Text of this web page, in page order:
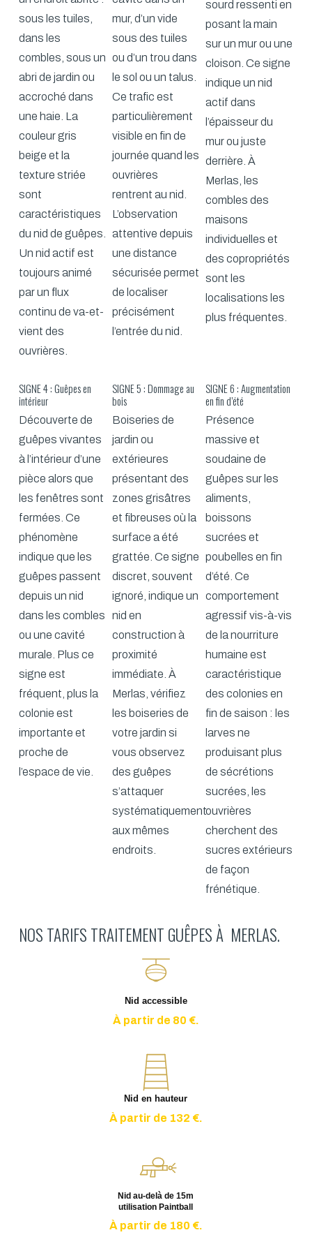
sous les tuiles,
dans les
combles, sous un
abri de jardin ou
accroché dans
une haie. La
couleur gris
beige et la
texture striée
sont
caractéristiques
du nid de guêpes.
Un nid actif est
toujours animé
par un flux
continu de va-et-
vient des
ouvrières.
mur, d’un vide
sous des tuiles
ou d’un trou dans
le sol ou un talus.
Ce trafic est
particulièrement
visible en fin de
journée quand les
ouvrières
rentrent au nid.
L’observation
attentive depuis
une distance
sécurisée permet
de localiser
précisément
l’entrée du nid.
sourd ressenti en
posant la main
sur un mur ou une
cloison. Ce signe
indique un nid
actif dans
l’épaisseur du
mur ou juste
derrière. À
Merlas, les
combles des
maisons
individuelles et
des copropriétés
sont les
localisations les
plus fréquentes.
SIGNE 4 : Guêpes en
intérieur
Découverte de
guêpes vivantes
à l’intérieur d’une
pièce alors que
les fenêtres sont
fermées. Ce
phénomène
indique que les
guêpes passent
depuis un nid
dans les combles
ou une cavité
murale. Plus ce
signe est
fréquent, plus la
colonie est
importante et
proche de
l’espace de vie.
SIGNE 5 : Dommage au
bois
Boiseries de
jardin ou
extérieures
présentant des
zones grisâtres
et fibreuses où la
surface a été
grattée. Ce signe
discret, souvent
ignoré, indique un
nid en
construction à
proximité
immédiate. À
Merlas, vérifiez
les boiseries de
votre jardin si
vous observez
des guêpes
s’attaquer
systématiquement
aux mêmes
endroits.
SIGNE 6 : Augmentation
en fin d’été
Présence
massive et
soudaine de
guêpes sur les
aliments,
boissons
sucrées et
poubelles en fin
d’été. Ce
comportement
agressif vis-à-vis
de la nourriture
humaine est
caractéristique
des colonies en
fin de saison : les
larves ne
produisant plus
de sécrétions
sucrées, les
ouvrières
cherchent des
sucres extérieurs
de façon
frénétique.
NOS TARIFS TRAITEMENT GUÊPES À MERLAS.
Nid accessible
À partir de 80 €.
Nid en hauteur
À partir de 132 €.
Nid au-delà de 15m
utilisation Paintball
À partir de 180 €.